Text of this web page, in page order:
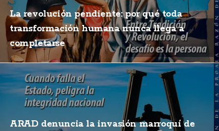
La revolución pendiente: por qué toda
transformación humana nunca llega a
completarse
ARAD denuncia la invasión marroquí de